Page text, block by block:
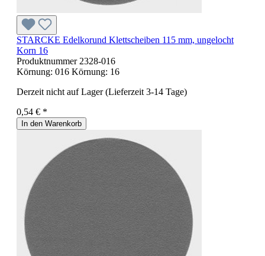
STARCKE Edelkorund Klettscheiben 115 mm, ungelocht
Korn 16
Produktnummer 2328-016
Körnung: 016 Körnung: 16
Derzeit nicht auf Lager (Lieferzeit 3-14 Tage)
0,54 € *
In den Warenkorb